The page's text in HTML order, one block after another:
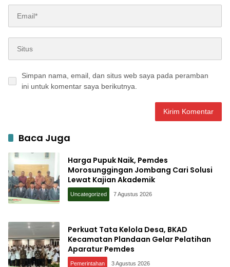
Simpan nama, email, dan situs web saya pada peramban
ini untuk komentar saya berikutnya.
Baca Juga
Harga Pupuk Naik, Pemdes
Morosunggingan Jombang Cari Solusi
Lewat Kajian Akademik
Uncategorized 7 Agustus 2026
Perkuat Tata Kelola Desa, BKAD
Kecamatan Plandaan Gelar Pelatihan
Aparatur Pemdes
Pemerintahan 3 Agustus 2026